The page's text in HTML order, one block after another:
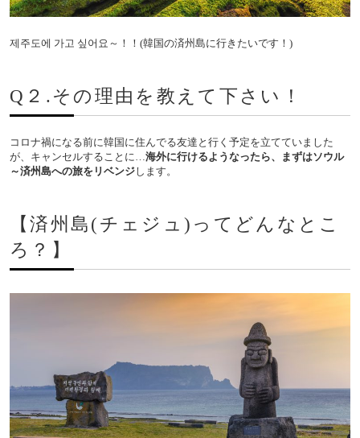
제주도에 가고 싶어요～！！(韓国の済州島に行きたいです！)
Q２.その理由を教えて下さい！
コロナ禍になる前に韓国に住んでる友達と行く予定を立てていました
が、キャンセルすることに… 海外に行けるようなったら、まずはソウル
～済州島への旅をリベンジします。
【済州島(チェジュ)ってどんなとこ
ろ？】